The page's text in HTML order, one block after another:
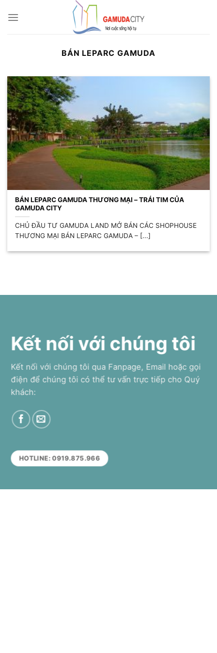
qua
BÁN LEPARC GAMUDA
BÁN LEPARC GAMUDA THƯƠNG MẠI – TRÁI TIM CỦA
GAMUDA CITY
CHỦ ĐẦU TƯ GAMUDA LAND MỞ BÁN CÁC SHOPHOUSE
THƯƠNG MẠI BÁN LEPARC GAMUDA – [...]
Kết nối với chúng tôi
Kết nối với chúng tôi qua Fanpage, Email hoặc gọi
điện để chúng tôi có thể tư vấn trực tiếp cho Quý
khách:
HOTLINE: 0919.875.966